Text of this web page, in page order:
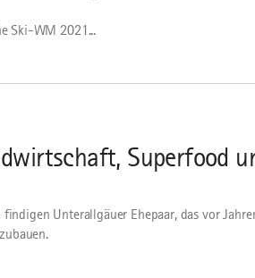
Ski-WM 2021...
Superfood
Unterallgäuer Ehepaar, das vor